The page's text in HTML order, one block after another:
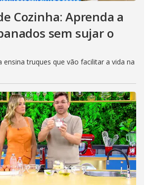
Cozinha: Aprenda a
sem sujar o
ensina truques que vão facilitar a vida na